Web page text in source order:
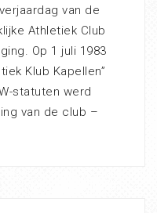
van de
Athletiek Club
Op 1 juli 1983
Klub Kapellen”
statuten werd
van de club –